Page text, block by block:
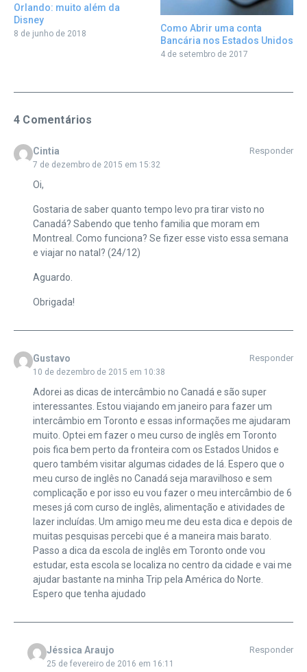
Orlando: muito além da
Disney
8 de junho de 2018
Como Abrir uma conta
Bancária nos Estados Unidos
4 de setembro de 2017
4 Comentários
Cintia
7 de dezembro de 2015 em 15:32
Responder
Oi,
Gostaria de saber quanto tempo levo pra tirar visto no
Canadá? Sabendo que tenho familia que moram em
Montreal. Como funciona? Se fizer esse visto essa semana
e viajar no natal? (24/12)
Aguardo.
Obrigada!
Gustavo
10 de dezembro de 2015 em 10:38
Responder
Adorei as dicas de intercâmbio no Canadá e são super
interessantes. Estou viajando em janeiro para fazer um
intercâmbio em Toronto e essas informações me ajudaram
muito. Optei em fazer o meu curso de inglês em Toronto
pois fica bem perto da fronteira com os Estados Unidos e
quero também visitar algumas cidades de lá. Espero que o
meu curso de inglês no Canadá seja maravilhoso e sem
complicação e por isso eu vou fazer o meu intercâmbio de 6
meses já com curso de inglês, alimentação e atividades de
lazer incluídas. Um amigo meu me deu esta dica e depois de
muitas pesquisas percebi que é a maneira mais barato.
Passo a dica da escola de inglês em Toronto onde vou
estudar, esta escola se localiza no centro da cidade e vai me
ajudar bastante na minha Trip pela América do Norte.
Espero que tenha ajudado
Jéssica Araujo
25 de fevereiro de 2016 em 16:11
Responder